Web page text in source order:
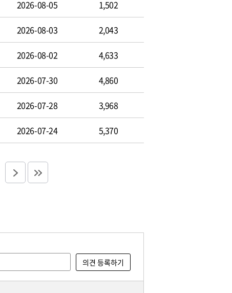
2026-08-05 1,502
2026-08-03 2,043
2026-08-02 4,633
2026-07-30 4,860
2026-07-28 3,968
2026-07-24 5,370